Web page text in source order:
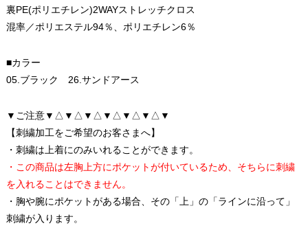
裏PE(ポリエチレン)2WAYストレッチクロス
混率／ポリエステル94％、ポリエチレン6％
■カラー
05.ブラック 26.サンドアース
▼ご注意▼△▼△▼△▼△▼△▼△▼
【刺繍加工をご希望のお客さまへ】
・刺繍は上着にのみいれることができます。
・この商品は左胸上方にポケットが付いているため、そちらに刺繍
を入れることはできません。
・胸や腕にポケットがある場合、その「上」の「ラインに沿って」
刺繍が入ります。